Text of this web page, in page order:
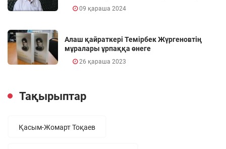
09 қараша 2024
Алаш қайраткері Темірбек Жүргеновтің
мұралары ұрпаққа өнеге
26 қараша 2023
Тақырыптар
Қасым-Жомарт Тоқаев